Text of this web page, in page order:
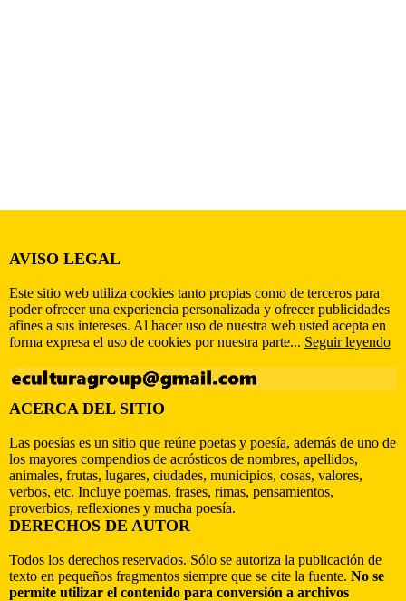
AVISO LEGAL
Este sitio web utiliza cookies tanto propias como de terceros para
poder ofrecer una experiencia personalizada y ofrecer publicidades
afines a sus intereses. Al hacer uso de nuestra web usted acepta en
forma expresa el uso de cookies por nuestra parte... Seguir leyendo
ACERCA DEL SITIO
Las poesías es un sitio que reúne poetas y poesía, además de uno de
los mayores compendios de acrósticos de nombres, apellidos,
animales, frutas, lugares, ciudades, municipios, cosas, valores,
verbos, etc. Incluye poemas, frases, rimas, pensamientos,
proverbios, reflexiones y mucha poesía.
DERECHOS DE AUTOR
Todos los derechos reservados. Sólo se autoriza la publicación de
texto en pequeños fragmentos siempre que se cite la fuente. No se
permite utilizar el contenido para conversión a archivos